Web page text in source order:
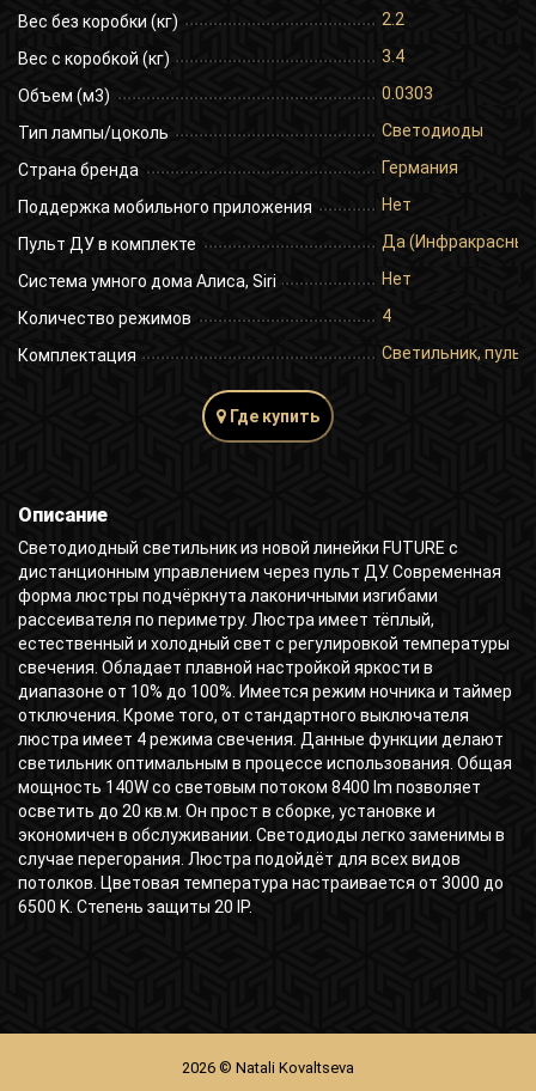
Вес без коробки (кг) 2.2
Вес с коробкой (кг) 3.4
Объем (м3) 0.0303
Тип лампы/цоколь Светодиоды
Страна бренда Германия
Поддержка мобильного приложения Нет
Пульт ДУ в комплекте Да
Система умного дома Алиса, Siri Нет
Количество режимов 4
Комплектация Светильник,
Где купить
Описание
Светодиодный светильник из новой линейки FUTURE с
дистанционным управлением через пульт ДУ. Современная
форма люстры подчёркнута лаконичными изгибами
рассеивателя по периметру. Люстра имеет тёплый,
естественный и холодный свет с регулировкой температуры
свечения. Обладает плавной настройкой яркости в
диапазоне от 10% до 100%. Имеется режим ночника и таймер
отключения. Кроме того, от стандартного выключателя
люстра имеет 4 режима свечения. Данные функции делают
светильник оптимальным в процессе использования. Общая
мощность 140W со световым потоком 8400 lm позволяет
осветить до 20 кв.м. Он прост в сборке, установке и
экономичен в обслуживании. Светодиоды легко заменимы в
случае перегорания. Люстра подойдёт для всех видов
потолков. Цветовая температура настраивается от 3000 до
6500 K. Степень защиты 20 IP.
2026 © Natali Kovaltseva